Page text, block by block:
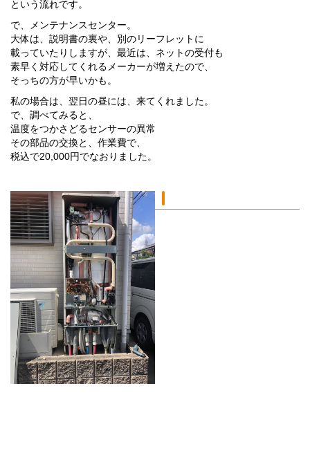
という流れです。
で、メンテナンスセンター。
大体は、説明書の裏や、別のリーフレットに
載っていたりしますが、最近は、ネットの受付も
素早く対応してくれるメーカーが増えたので、
そっちの方が早いかも。
私の場合は、翌日の昼には、来てくれました。
で、調べてみると、
温度をつかさどるセンサーの異常
その部品の交換と、作業費で、
税込で20,000円でなおりました。